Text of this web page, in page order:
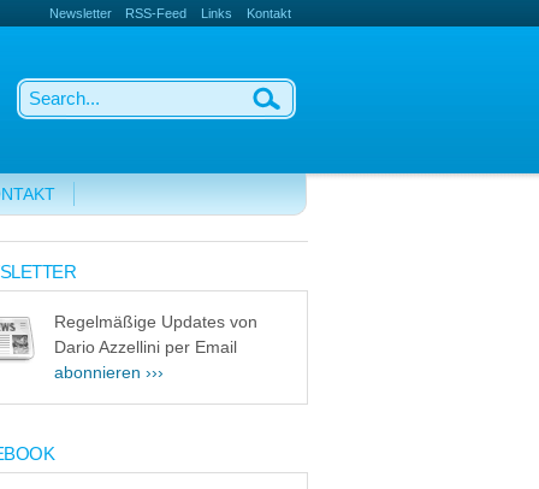
Newsletter RSS-Feed Links Kontakt
Regelmäßige Updates von
Dario Azzellini per Email
abonnieren ›››